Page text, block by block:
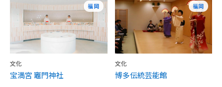
福岡
文化
宝満宮 竈門神社
福岡
文化
博多伝統芸能館